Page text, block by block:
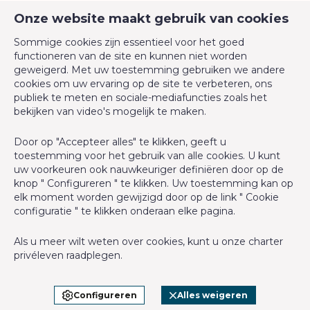
Renovatie - jaar
Aantal parking binnen 1
Naam, Categorie & Ligging
Verdieping
Verdiepingen - aantal 3
In cijfers
Bebouwde oppervlakte (opp.hoofdgebouw)
Toiletten - aantal
Onze website maakt gebruik van cookies
Sommige cookies zijn essentieel voor het goed
functioneren van de site en kunnen niet worden
geweigerd. Met uw toestemming gebruiken we andere
cookies om uw ervaring op de site te verbeteren, ons
publiek te meten en sociale-mediafuncties zoals het
bekijken van video's mogelijk te maken.
Door op "Accepteer alles" te klikken, geeft u
toestemming voor het gebruik van alle cookies. U kunt
uw voorkeuren ook nauwkeuriger definiëren door op de
knop " Configureren " te klikken. Uw toestemming kan op
elk moment worden gewijzigd door op de link " Cookie
configuratie " te klikken onderaan elke pagina.
Als u meer wilt weten over cookies, kunt u onze charter
privéleven raadplegen.
Configureren Alles weigeren
CM Properties
1640 Rhode-Saint-Genèse
+32 2 899 35 35
+32 478 23 05 05
info@cmproperties.be
BIV-erkende vastgoedmakelaar in België, BIV N° 501.400 -
Ondernemingsnummer : BTW BE-0555.620.156
Toezichthoudende Autoriteit : Beroepinstituut van
Vastgoedmakelaars Luxemburgstraat, 16B - 1000 Brussel (+32 2
BA en borgstelling via NV AXA Belgium, Troonplein 1, 1000